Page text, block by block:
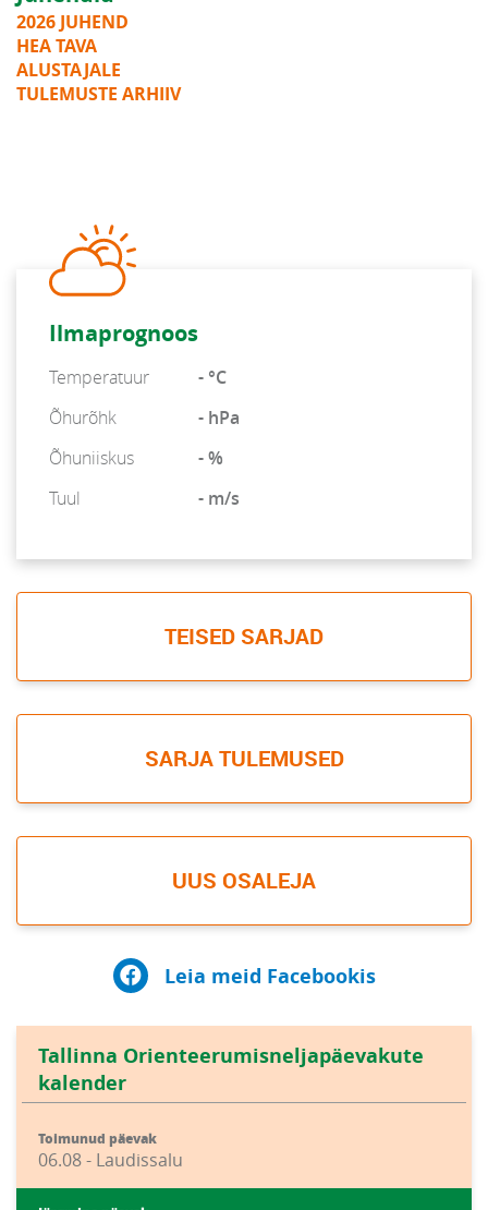
2026 JUHEND
HEA TAVA
ALUSTAJALE
TULEMUSTE ARHIIV
Ilmaprognoos
Temperatuur
- °C
Õhurõhk
- hPa
Õhuniiskus
- %
Tuul
- m/s
TEISED SARJAD
SARJA TULEMUSED
UUS OSALEJA
Leia meid Facebookis
Tallinna Orienteerumisneljapäevakute
kalender
Toimunud päevak
06.08 - Laudissalu